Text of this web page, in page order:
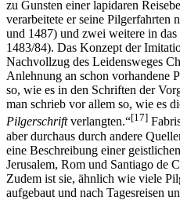
zu Gunsten einer lapidaren
verarbeitete er seine Pilgerfahrten
und 1487) und zwei weitere in
1483/84). Das Konzept der
Nachvollzug des Leidensweges
Anlehnung an schon vorhandene
so, wie es in den Schriften der
man schrieb vor allem so, wie es
Pilgerschriftverlangten.“[17]
aber durchaus durch andere
eine Beschreibung einer
Jerusalem, Rom und Santiago de
Zudem ist sie, ähnlich wie viele
aufgebaut und nach Tagesreisen